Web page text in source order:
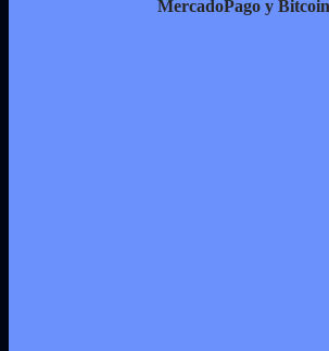
MercadoPago y Bitcoin